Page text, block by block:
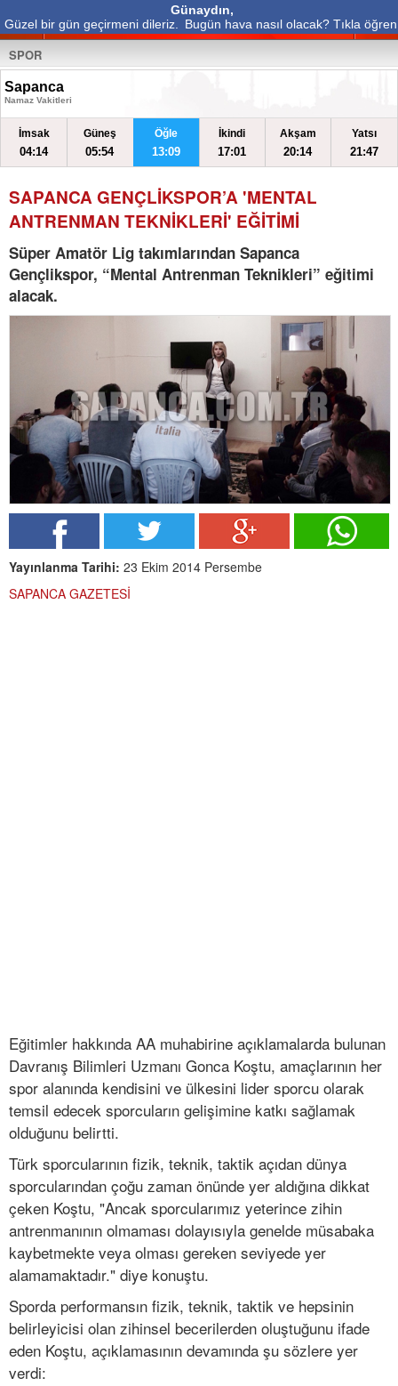
Günaydın,
Güzel bir gün geçirmeni dileriz.
Bugün hava nasıl olacak? Tıkla öğren
SPOR
Sapanca
Namaz Vakitleri
İmsak
04:14
Güneş
05:54
Öğle
13:09
İkindi
17:01
Akşam
20:14
Yatsı
21:47
SAPANCA GENÇLİKSPOR’A 'MENTAL
ANTRENMAN TEKNİKLERİ' EĞİTİMİ
Süper Amatör Lig takımlarından Sapanca
Gençlikspor, “Mental Antrenman Teknikleri” eğitimi
alacak.
Yayınlanma Tarihi: 23 Ekim 2014 Persembe
SAPANCA GAZETESİ
Eğitimler hakkında AA muhabirine açıklamalarda bulunan
Davranış Bilimleri Uzmanı Gonca Koştu, amaçlarının her
spor alanında kendisini ve ülkesini lider sporcu olarak
temsil edecek sporcuların gelişimine katkı sağlamak
olduğunu belirtti.
Türk sporcularının fizik, teknik, taktik açıdan dünya
sporcularından çoğu zaman önünde yer aldığına dikkat
çeken Koştu, "Ancak sporcularımız yeterince zihin
antrenmanının olmaması dolayısıyla genelde müsabaka
kaybetmekte veya olması gereken seviyede yer
alamamaktadır." diye konuştu.
Sporda performansın fizik, teknik, taktik ve hepsinin
belirleyicisi olan zihinsel becerilerden oluştuğunu ifade
eden Koştu, açıklamasının devamında şu sözlere yer
verdi: